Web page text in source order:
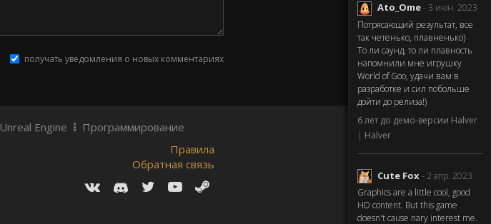
Ato_Ome- 3 июн. 2023
Потрясающий результат, все
так четенько, плавненько)
То ли саунд, то ли плавность
напомнили мне игрушку
World of Goo, удачи вам в
разработке и сил побольше
дойти до релиза!)
6 лет до демо-версии Halver
| Halver
Cute Fox- 2 апр. 2023
Graphics are a little cool, good
HD content. But this game
doesn't cause nary interest me.
получать уведомления о новых комментариях
Unreal Engine
Программирование
Правила
Обратная связь